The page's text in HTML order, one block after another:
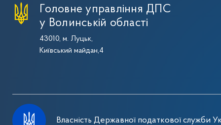
Головне управління ДПС
у Волинській області
43010, м. Луцьк,
Київський майдан,4
Власність Державної податкової служби